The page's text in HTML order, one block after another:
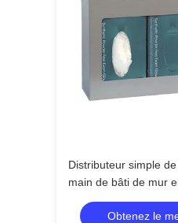
Distributeur simple
main de bâti de mur
Obtenez le